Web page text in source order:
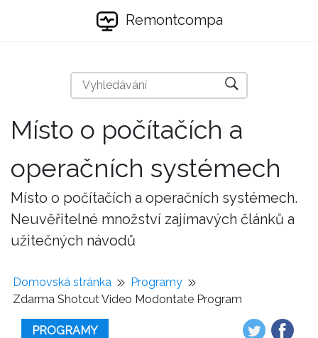
Remontcompa
Místo o počítačích a
operačních systémech
Místo o počítačích a operačních systémech.
Neuvěřitelné množství zajímavých článků a
užitečných návodů
Domovská stránka
Programy
Zdarma Shotcut Video Modontate Program
PROGRAMY